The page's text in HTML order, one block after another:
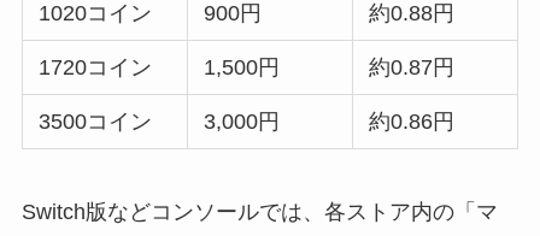
1020コイン 900円 約0.88円
1720コイン 1,500円 約0.87円
3500コイン 3,000円 約0.86円
Switch版などコンソールでは、各ストア内の「マ